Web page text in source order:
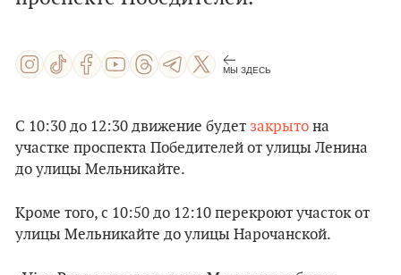
МЫ ЗДЕСЬ
C 10:30 до 12:30 движение будет закрыто на
участке проспекта Победителей от улицы Ленина
до улицы Мельникайте.
Кроме того, с 10:50 до 12:10 перекроют участок от
улицы Мельникайте до улицы Нарочанской.